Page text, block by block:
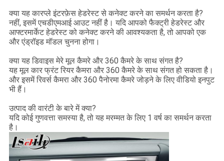
क्या यह कारप्ले इंटरफ़ेस हेडरेस्ट से कनेक्ट करने का समर्थन करता है?
नहीं, इसमें एचडीएमआई आउट नहीं है। यदि आपको फैक्ट्री हेडरेस्ट और
आफ्टरमार्केट हेडरेस्ट को कनेक्ट करने की आवश्यकता है, तो आपको एक
और एंड्रॉइड मॉडल चुनना होगा।
क्या यह डिवाइस मेरे मूल कैमरे और 360 कैमरे के साथ संगत है?
यह मूल कार फ्रंट रियर कैमरा और 360 कैमरे के साथ संगत हो सकता है।
और इसमें रिवर्स कैमरा और 360 पैनोरमा कैमरे जोड़ने के लिए वीडियो इनपुट
भी हैं।
उत्पाद की वारंटी के बारे में क्या?
यदि कोई गुणवत्ता समस्या है, तो यह मरम्मत के लिए 1 वर्ष का समर्थन करता
है।